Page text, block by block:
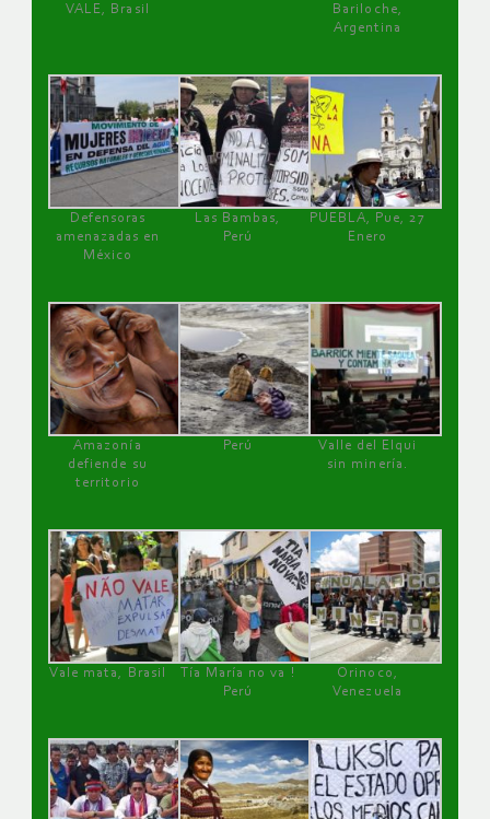
VALE, Brasil
Bariloche,
Argentina
Defensoras
amenazadas en
México
Las Bambas,
Perú
PUEBLA, Pue, 27
Enero
Amazonía
defiende su
territorio
Perú
Valle del Elqui
sin minería.
Vale mata, Brasil
Tía María no va !
Perú
Orinoco,
Venezuela